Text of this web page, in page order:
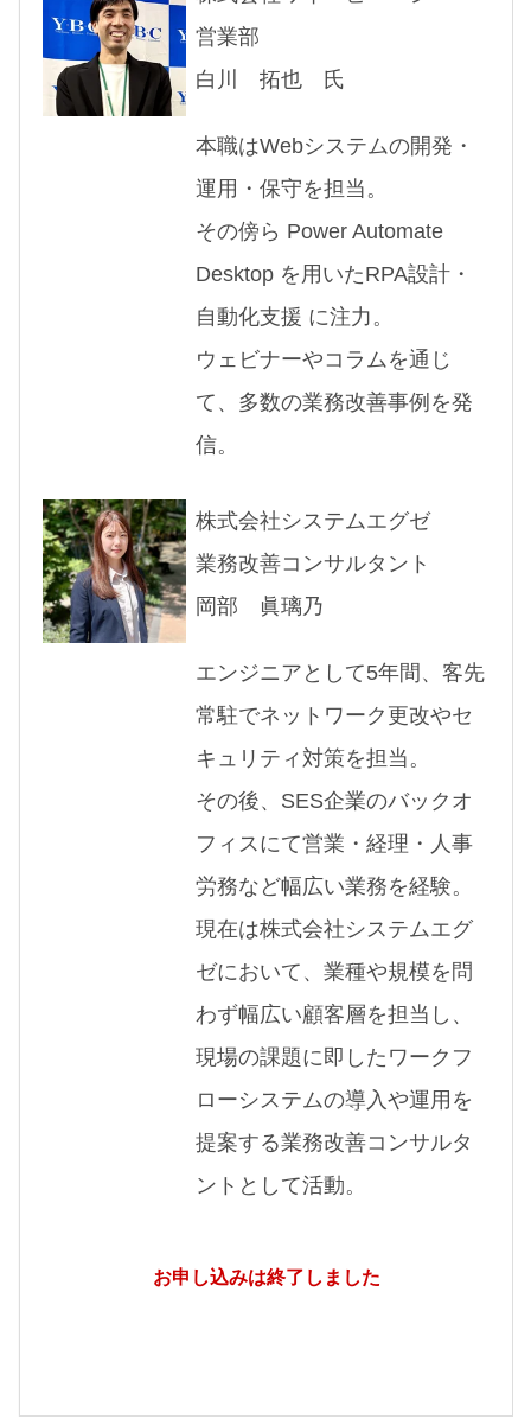
営業部
白川 拓也 氏
本職はWebシステムの開発・
運用・保守を担当。
その傍ら Power Automate
Desktop を用いたRPA設計・
自動化支援 に注力。
ウェビナーやコラムを通じ
て、多数の業務改善事例を発
信。
株式会社システムエグゼ
業務改善コンサルタント
岡部 眞璃乃
エンジニアとして5年間、客先
常駐でネットワーク更改やセ
キュリティ対策を担当。
その後、SES企業のバックオ
フィスにて営業・経理・人事
労務など幅広い業務を経験。
現在は株式会社システムエグ
ゼにおいて、業種や規模を問
わず幅広い顧客層を担当し、
現場の課題に即したワークフ
ローシステムの導入や運用を
提案する業務改善コンサルタ
ントとして活動。
お申し込みは終了しました